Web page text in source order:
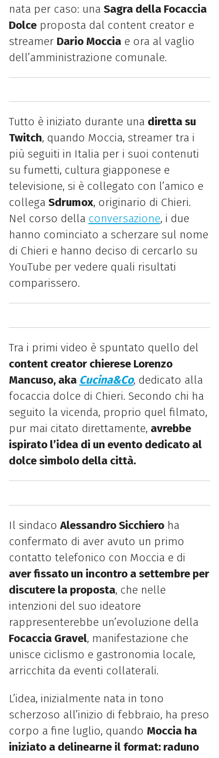
nata per caso: una Sagra della Focaccia
Dolceproposta dal content creator e
streamer Dario Mocciae ora al vaglio
dell’amministrazione comunale.
Tutto è iniziato durante una diretta su
Twitch, quando Moccia, streamer tra i
più seguiti in Italia per i suoi contenuti
su fumetti, cultura giapponese e
televisione, si è collegato con l’amico e
collega Sdrumox, originario di Chieri.
Nel corso della conversazione, i due
hanno cominciato a scherzare sul nome
di Chieri e hanno deciso di cercarlo su
YouTube per vedere quali risultati
comparissero.
Tra i primi video è spuntato quello del
content creator chierese Lorenzo
Mancuso, aka Cucina&Co, dedicato alla
focaccia dolce di Chieri. Secondo chi ha
seguito la vicenda, proprio quel filmato,
pur mai citato direttamente, avrebbe
ispirato l’idea di un evento dedicato al
dolce simbolo della città.
Il sindacoAlessandro Sicchieroha
confermato di aver avuto un primo
contatto telefonico con Moccia e di
aver fissato un incontro a settembre per
discutere la proposta, che nelle
intenzioni del suo ideatore
rappresenterebbe un’evoluzione della
Focaccia Gravel, manifestazione che
unisce ciclismo e gastronomia locale,
arricchita da eventi collaterali.
L’idea, inizialmente nata in tono
scherzoso all’inizio di febbraio, ha preso
corpo a fine luglio, quando Moccia ha
iniziato a delinearne il format: raduno